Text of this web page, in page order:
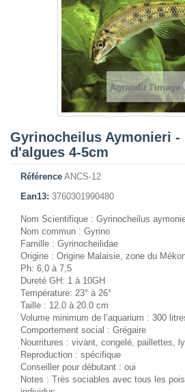
Agrandir l'image
Gyrinocheilus Aymonieri -
d'algues 4-5cm
Référence ANCS-12
Ean13: 3760301990480
Nom Scientifique : Gyrinocheilus
Nom commun : Gyrino
Famille : Gyrinocheilidae
Origine : Origine Malaisie, zone du
Ph: 6,0 à 7,5
Dureté GH: 1 à 10GH
Température: 23° à 26°
Taille : 12.0 à 20.0 cm
Volume minimum de l’aquarium : 300
Comportement social : Grégaire
Nourritures : vivant, congelé, paillettes,
Reproduction : spécifique
Conseiller pour débutant : oui
Notes : Très sociables avec tous les